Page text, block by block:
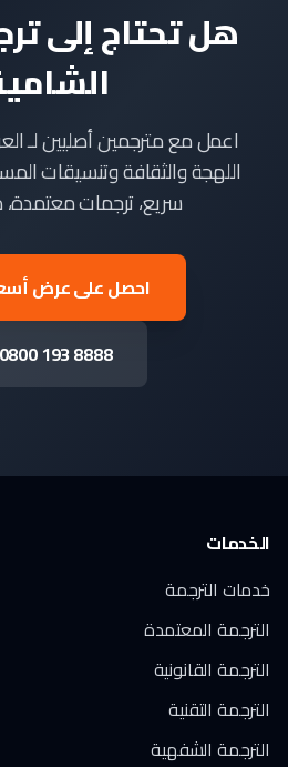
هل تحتاج إلى
اعمل مع مترجمين أصليين لـ
اللهجة والثقافة وتنسيقات
سريع، ترجمات
احصل على عرض
0800 193 8888
الخدمات
خدمات الترجمة
الترجمة المعتمدة
الترجمة القانونية
الترجمة التقنية
الترجمة الشفهية